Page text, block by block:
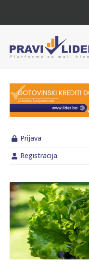
Prijava
Registracija